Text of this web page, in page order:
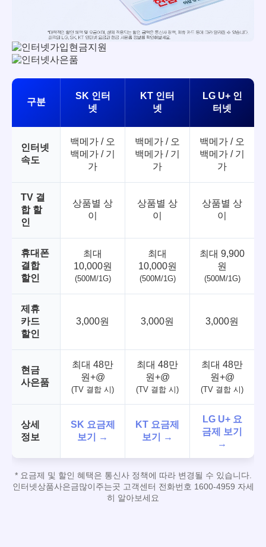
구분
SK 인터
넷
KT 인터
넷
LG U+ 인
터넷
인터넷
속도
백메가 / 오
백메가 / 기
가
백메가 / 오
백메가 / 기
가
백메가 / 오
백메가 / 기
가
TV 결
합 할
인
상품별 상
이
상품별 상
이
상품별 상
이
휴대폰
결합
할인
최대
10,000원
(500M/1G)
최대
10,000원
(500M/1G)
최대 9,900
원
(500M/1G)
제휴
카드
할인
3,000원 3,000원 3,000원
현금
사은품
최대 48만
원+@
(TV 결합 시)
최대 48만
원+@
(TV 결합 시)
최대 48만
원+@
(TV 결합 시)
상세
정보
SK 요금제
보기 →
KT 요금제
보기 →
LG U+ 요
금제 보기
→
* 요금제 및 할인 혜택은 통신사 정책에 따라 변경될 수 있습니다.
인터넷상품사은금많이주는곳 고객센터 전화번호 1600-4959 자세
히 알아보세요